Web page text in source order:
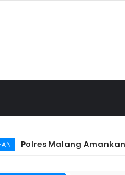
Polres Malang Amankan